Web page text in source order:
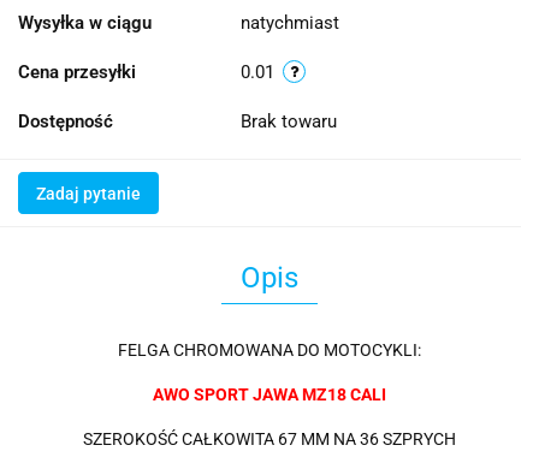
Wysyłka w ciągu natychmiast
Cena przesyłki 0.01
Dostępność Brak towaru
Zadaj pytanie
Opis
FELGA CHROMOWANA DO MOTOCYKLI:
AWO SPORT JAWA MZ18 CALI
SZEROKOŚĆ CAŁKOWITA 67 MM NA 36 SZPRYCH